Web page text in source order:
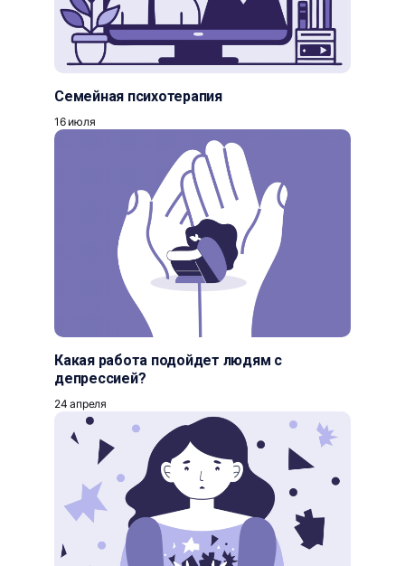
Семейная психотерапия
16 июля
Какая работа подойдет людям с
депрессией?
24 апреля